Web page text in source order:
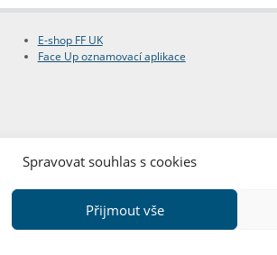
Spravovat souhlas s cookies
Přijmout vše
E-shop FF UK
Face Up oznamovací aplikace